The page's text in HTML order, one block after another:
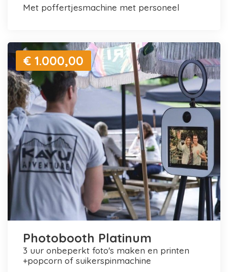
met poffertjesmachine met personeel
€ 1.000,00
Photobooth Platinum
3 uur onbeperkt foto's maken en printen
+popcorn of suikerspinmachine